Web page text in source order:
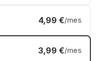
4,99 €/mes
3,99 €/mes